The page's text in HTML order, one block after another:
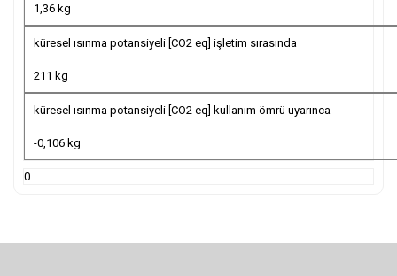
1,36 kg
küresel ısınma potansiyeli [CO2 eq] işletim sırasında
211 kg
küresel ısınma potansiyeli [CO2 eq] kullanım ömrü uyarınca
-0,106 kg
0